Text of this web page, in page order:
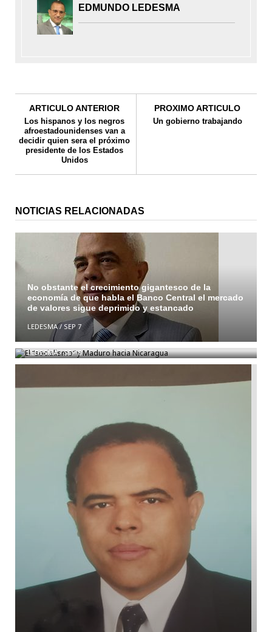
EDMUNDO LEDESMA
ARTICULO ANTERIOR
Los hispanos y los negros
afroestadounidenses van a
decidir quien sera el próximo
presidente de los Estados
Unidos
PROXIMO ARTICULO
Un gobierno trabajando
NOTICIAS RELACIONADAS
No obstante el crecimiento gigantesco de la
economía de que habla el Banco Central el mercado
de valores sigue deprimido y estancado
LEDESMA/ SEP 7
El “socialismo” y Maduro hacia Nicaragua
LEDESMA/SEP 8